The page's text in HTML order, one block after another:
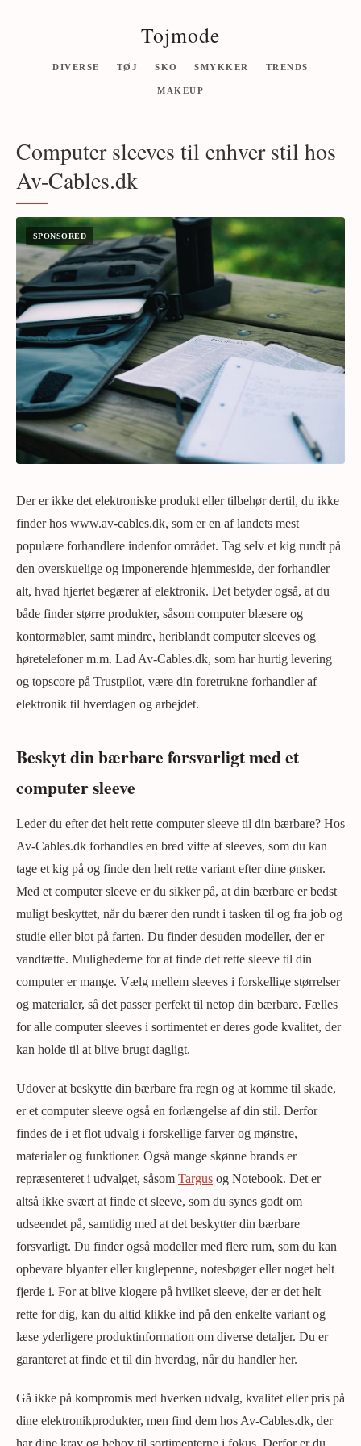
Tojmode
DIVERSE TØJ SKO SMYKKER TRENDS
MAKEUP
Computer sleeves til enhver stil hos
Av-Cables.dk
Der er ikke det elektroniske produkt eller tilbehør dertil, du ikke
finder hos www.av-cables.dk, som er en af landets mest
populære forhandlere indenfor området. Tag selv et kig rundt på
den overskuelige og imponerende hjemmeside, der forhandler
alt, hvad hjertet begærer af elektronik. Det betyder også, at du
både finder større produkter, såsom computer blæsere og
kontormøbler, samt mindre, heriblandt computer sleeves og
høretelefoner m.m. Lad Av-Cables.dk, som har hurtig levering
og topscore på Trustpilot, være din foretrukne forhandler af
elektronik til hverdagen og arbejdet.
Beskyt din bærbare forsvarligt med et
computer sleeve
Leder du efter det helt rette computer sleeve til din bærbare? Hos
Av-Cables.dk forhandles en bred vifte af sleeves, som du kan
tage et kig på og finde den helt rette variant efter dine ønsker.
Med et computer sleeve er du sikker på, at din bærbare er bedst
muligt beskyttet, når du bærer den rundt i tasken til og fra job og
studie eller blot på farten. Du finder desuden modeller, der er
vandtætte. Mulighederne for at finde det rette sleeve til din
computer er mange. Vælg mellem sleeves i forskellige størrelser
og materialer, så det passer perfekt til netop din bærbare. Fælles
for alle computer sleeves i sortimentet er deres gode kvalitet, der
kan holde til at blive brugt dagligt.
Udover at beskytte din bærbare fra regn og at komme til skade,
er et computer sleeve også en forlængelse af din stil. Derfor
findes de i et flot udvalg i forskellige farver og mønstre,
materialer og funktioner. Også mange skønne brands er
repræsenteret i udvalget, såsom Targus og Notebook. Det er
altså ikke svært at finde et sleeve, som du synes godt om
udseendet på, samtidig med at det beskytter din bærbare
forsvarligt. Du finder også modeller med flere rum, som du kan
opbevare blyanter eller kuglepenne, notesbøger eller noget helt
fjerde i. For at blive klogere på hvilket sleeve, der er det helt
rette for dig, kan du altid klikke ind på den enkelte variant og
læse yderligere produktinformation om diverse detaljer. Du er
garanteret at finde et til din hverdag, når du handler her.
Gå ikke på kompromis med hverken udvalg, kvalitet eller pris på
dine elektronikprodukter, men find dem hos Av-Cables.dk, der
har dine krav og behov til sortimenterne i fokus. Derfor er du